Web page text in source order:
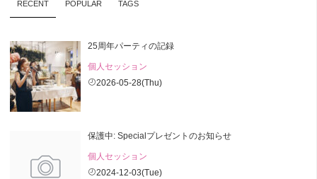
RECENT POPULAR TAGS
25周年パーティの記録
個人セッション
2026-05-28(Thu)
保護中: Specialプレゼントのお知らせ
個人セッション
2024-12-03(Tue)